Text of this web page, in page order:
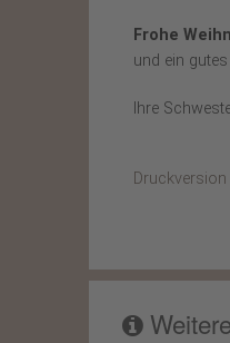
Frohe
und ein
Ihre